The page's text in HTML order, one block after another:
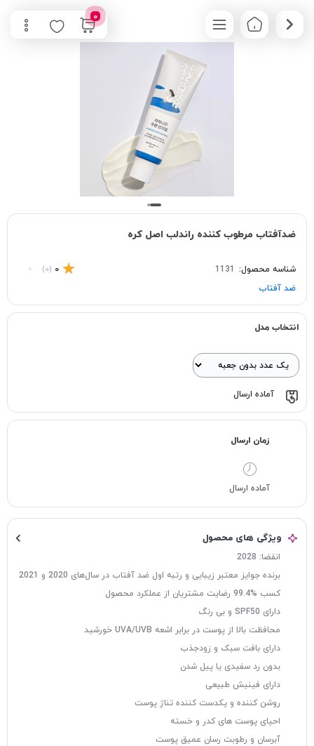
0
ضدآفتاب مرطوب کننده راندلب اصل کره
شناسه محصول: 1131
0
(0)
ضد آفتاب
انتخاب مدل
آماده ارسال
زمان ارسال
آماده ارسال
ویژگی های محصول
انقضا: 2028
برنده جوایز معتبر زیبایی و رتبه اول ضد آفتاب در سال‌های 2020 و 2021
کسب %99.4 رضایت مشتریان از عملکرد محصول
دارای SPF50 و بی رنگ
محافظت بالا از پوست در برابر اشعه UVA/UVB خورشید
دارای بافت سبک و زودجذب
بدون رد سفيدی یا پیل شدن
دارای فینیش طبیعی
روشن کننده و یکدست کننده تناژ پوست
احیای پوست‌ های کدر و خسته
آبرسان و رطوبت رسان عمیق پوست